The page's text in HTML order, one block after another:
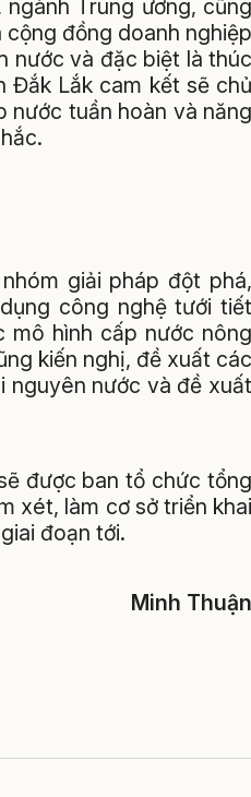
Trung ương, cũng
đồng doanh nghiệp
nước và đặc biệt là thúc
Đắk Lắk cam kết sẽ chủ
nước tuần hoàn và năng
giải pháp đột phá,
công nghệ tưới tiết
mô hình cấp nước nông
kiến nghị, đề xuất các
nguyên nước và đề xuất
được ban tổ chức tổng
xét, làm cơ sở triển khai
đoạn tới.
Minh Thuận